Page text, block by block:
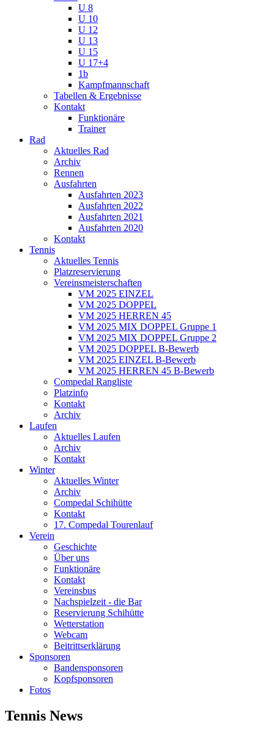
U 8
U 10
U 12
U 13
U 15
U 17+4
1b
Kampfmannschaft
Tabellen & Ergebnisse
Kontakt
Funktionäre
Trainer
Rad
Aktuelles Rad
Archiv
Rennen
Ausfahrten
Ausfahrten 2023
Ausfahrten 2022
Ausfahrten 2021
Ausfahrten 2020
Kontakt
Tennis
Aktuelles Tennis
Platzreservierung
Vereinsmeisterschaften
VM 2025 EINZEL
VM 2025 DOPPEL
VM 2025 HERREN 45
VM 2025 MIX DOPPEL Gruppe 1
VM 2025 MIX DOPPEL Gruppe 2
VM 2025 DOPPEL B-Bewerb
VM 2025 EINZEL B-Bewerb
VM 2025 HERREN 45 B-Bewerb
Compedal Rangliste
Platzinfo
Kontakt
Archiv
Laufen
Aktuelles Laufen
Archiv
Kontakt
Winter
Aktuelles Winter
Archiv
Compedal Schihütte
Kontakt
17. Compedal Tourenlauf
Verein
Geschichte
Über uns
Funktionäre
Kontakt
Vereinsbus
Nachspielzeit - die Bar
Reservierung Schihütte
Wetterstation
Webcam
Beitrittserklärung
Sponsoren
Bandensponsoren
Kopfsponsoren
Fotos
Tennis News